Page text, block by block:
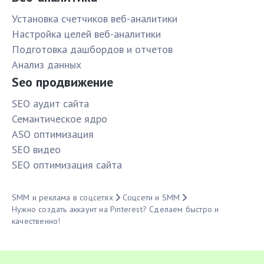
Установка счетчиков веб-аналитики
Настройка целей веб-аналитики
Подготовка дашбордов и отчетов
Анализ данных
Seo продвижение
SЕО аудит сайта
Семантическое ядро
ASO оптимизация
SЕО видео
SЕО оптимизация сайта
SMM и реклама в соцсетях
Соцсети и SMM
Нужно создать аккаунт на Pinterest? Сделаем быстро и
качественно!